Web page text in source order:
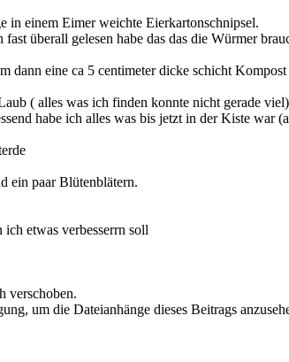
in einem Eimer weichte Eierkartonschnipsel.
überall gelesen habe das das die Würmer
dann eine ca 5 centimeter dicke schicht
( alles was ich finden konnte nicht gerade
habe ich alles was bis jetzt in der Kiste war
ein paar Blütenblätern.
etwas verbesserrn soll
verschoben.
um die Dateianhänge dieses Beitrags